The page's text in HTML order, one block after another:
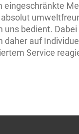
eingeschränkte
absolut
uns bedient.
daher auf
Service